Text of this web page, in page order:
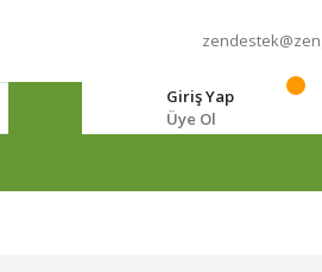
Giriş Yap
Üye Ol